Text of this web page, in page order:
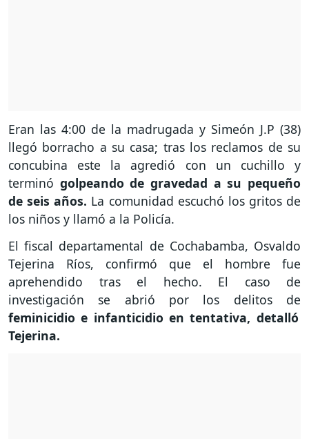
Eran las 4:00 de la madrugada y Simeón J.P (38)
llegó borracho a su casa; tras los reclamos de su
concubina este la agredió con un cuchillo y
terminó golpeando de gravedad a su pequeño
de seis años. La comunidad escuchó los gritos de
los niños y llamó a la Policía.
El fiscal departamental de Cochabamba, Osvaldo
Tejerina Ríos, confirmó que el hombre fue
aprehendido tras el hecho. El caso de
investigación se abrió por los delitos de
feminicidio e infanticidio en tentativa, detalló
Tejerina.